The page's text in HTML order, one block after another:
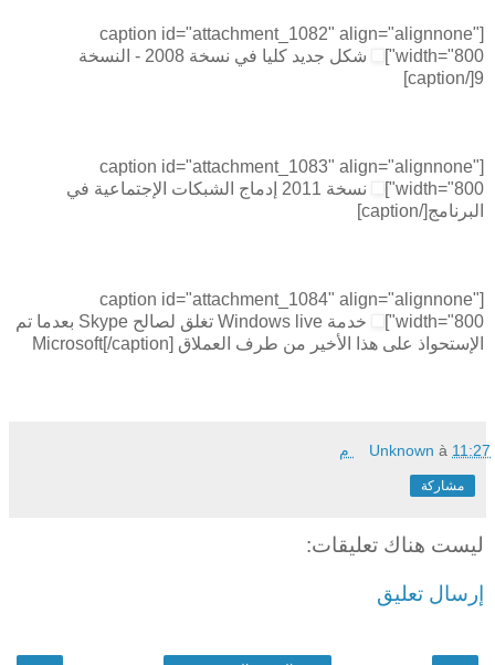
[caption id="attachment_1082" align="alignnone"
width="800"]
شكل جديد كليا في نسخة 2008 - النسخة
9[/caption]
[caption id="attachment_1083" align="alignnone"
width="800"]
نسخة 2011 إدماج الشبكات الإجتماعية في
البرنامج[/caption]
[caption id="attachment_1084" align="alignnone"
width="800"]
خدمة Windows live تغلق لصالح Skype بعدما تم
الإستحواذ على هذا الأخير من طرف العملاق Microsoft[/caption]
Unknown à 11:27 م
مشاركة
ليست هناك تعليقات:
إرسال تعليق